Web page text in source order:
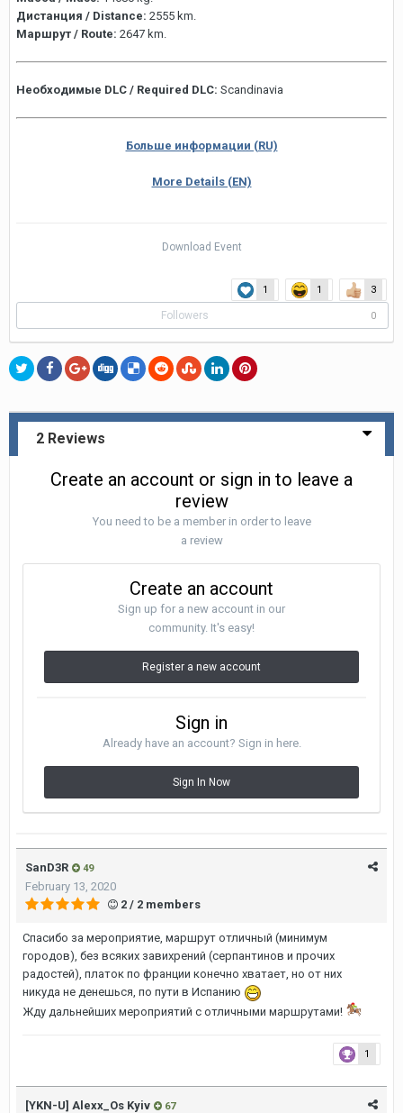
Дистанция / Distance: 2555 km.
Маршрут / Route: 2647 km.
Необходимые DLC / Required DLC: Scandinavia
Больше информации (RU)
More Details (EN)
1 1 3
Download Event
Followers 0
2 Reviews
Create an account or sign in to leave a
review
You need to be a member in order to leave
a review
Create an account
Sign up for a new account in our
community. It's easy!
Register a new account
Sign in
Already have an account? Sign in here.
Sign In Now
SanD3R 49
February 13, 2020
2 / 2 members
Спасибо за мероприятие, маршрут отличный (минимум
городов), без всяких завихрений (серпантинов и прочих
радостей), платок по франции конечно хватает, но от них
никуда не денешься, по пути в Испанию
Жду дальнейших мероприятий с отличными маршрутами!
1
[YKN-U] Alexx_Os Kyiv 67